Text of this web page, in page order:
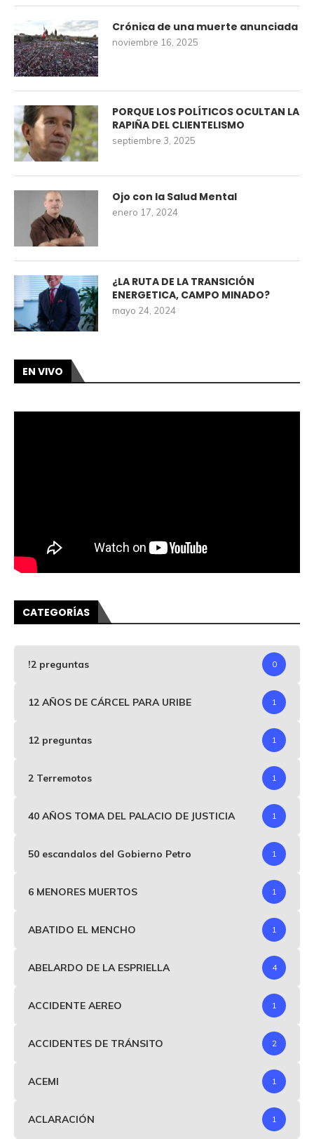
Crónica de una muerte anunciada
noviembre 16, 2025
PORQUE LOS POLÍTICOS OCULTAN LA
RAPIÑA DEL CLIENTELISMO
septiembre 3, 2025
Ojo con la Salud Mental
enero 17, 2024
¿LA RUTA DE LA TRANSICIÓN
ENERGETICA, CAMPO MINADO?
mayo 24, 2024
EN VIVO
CATEGORÍAS
!2 preguntas 0
12 AÑOS DE CÁRCEL PARA URIBE 1
12 preguntas 1
2 Terremotos 1
40 AÑOS TOMA DEL PALACIO DE JUSTICIA 1
50 escandalos del Gobierno Petro 1
6 MENORES MUERTOS 1
ABATIDO EL MENCHO 1
ABELARDO DE LA ESPRIELLA 4
ACCIDENTE AEREO 1
ACCIDENTES DE TRÁNSITO 2
ACEMI 1
ACLARACIÓN 1